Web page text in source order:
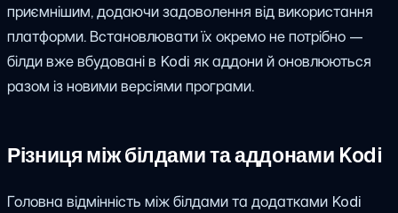
приємнішим, додаючи задоволення від використання
платформи. Встановлювати їх окремо не потрібно —
білди вже вбудовані в Kodi як аддони й оновлюються
разом із новими версіями програми.
Різниця між білдами та аддонами Kodi
Головна відмінність між білдами та додатками Kodi